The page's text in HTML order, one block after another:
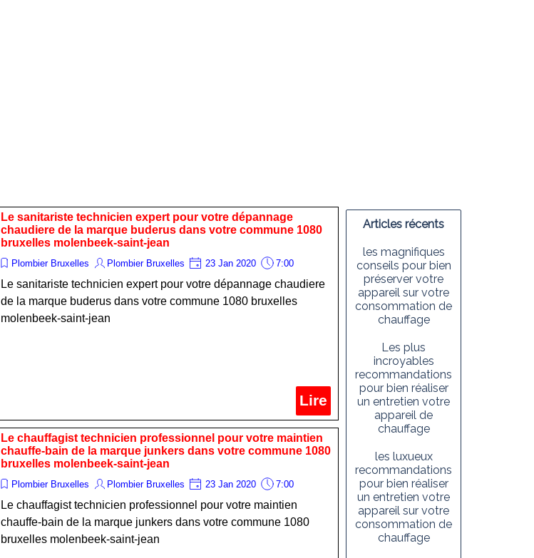
Le sanitariste technicien expert pour votre dépannage
chaudiere de la marque buderus dans votre commune 1080
bruxelles molenbeek-saint-jean
Plombier Bruxelles Plombier Bruxelles 23 Jan 2020 7:00
Le sanitariste technicien expert pour votre dépannage chaudiere
de la marque buderus dans votre commune 1080 bruxelles
molenbeek-saint-jean
Lire
Le chauffagist technicien professionnel pour votre maintien
chauffe-bain de la marque junkers dans votre commune 1080
bruxelles molenbeek-saint-jean
Plombier Bruxelles Plombier Bruxelles 23 Jan 2020 7:00
Le chauffagist technicien professionnel pour votre maintien
chauffe-bain de la marque junkers dans votre commune 1080
bruxelles molenbeek-saint-jean
Articles récents
les magnifiques
conseils pour bien
préserver votre
appareil sur votre
consommation de
chauffage
Les plus
incroyables
recommandations
pour bien réaliser
un entretien votre
appareil de
chauffage
les luxueux
recommandations
pour bien réaliser
un entretien votre
appareil sur votre
consommation de
chauffage